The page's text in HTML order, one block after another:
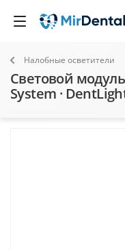
Налобные осветители
Световой
System ·